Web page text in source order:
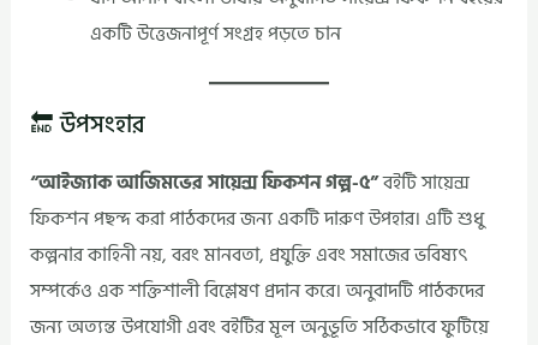
একটি উত্তেজনাপূর্ণ সংগ্রহ পড়তে চান
🔚 উপসংহার
“আইজ্যাক আজিমভের সায়েন্স ফিকশন গল্প-৫”বইটি সায়েন্স
ফিকশন পছন্দ করা পাঠকদের জন্য একটি দারুণ উপহার। এটি শুধু
কল্পনার কাহিনী নয়, বরং মানবতা, প্রযুক্তি এবং সমাজের ভবিষ্যৎ
সম্পর্কেও এক শক্তিশালী বিশ্লেষণ প্রদান করে। অনুবাদটি পাঠকদের
জন্য অত্যন্ত উপযোগী এবং বইটির মূল অনুভূতি সঠিকভাবে ফুটিয়ে